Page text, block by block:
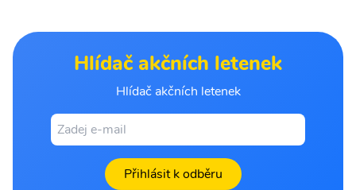
Hlídač akčních letenek
Hlídač akčních letenek
Přihlásit k odběru